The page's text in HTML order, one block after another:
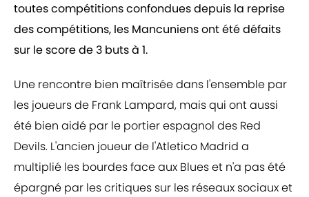
toutes compétitions confondues depuis la reprise
des compétitions, les Mancuniens ont été défaits
sur le score de 3 buts à 1.
Une rencontre bien maîtrisée dans l'ensemble par
les joueurs de Frank Lampard, mais qui ont aussi
été bien aidé par le portier espagnol des Red
Devils. L'ancien joueur de l'Atletico Madrid a
multiplié les bourdes face aux Blues et n'a pas été
épargné par les critiques sur les réseaux sociaux et